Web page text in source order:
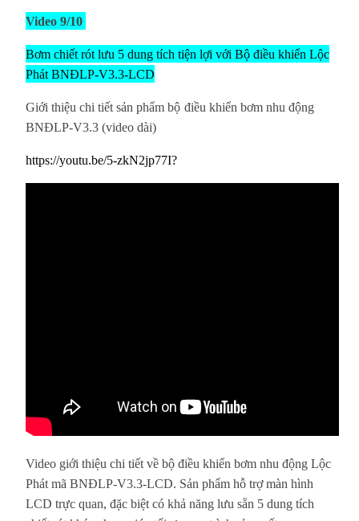
Video 9/10
Bơm chiết rót lưu 5 dung tích tiện lợi với Bộ điều khiển Lộc
Phát BNĐLP-V3.3-LCD
Giới thiệu chi tiết sản phẩm bộ điều khiển bơm nhu động
BNĐLP-V3.3 (video dài)
https://youtu.be/5-zkN2jp77I?
Video giới thiệu chi tiết về bộ điều khiển bơm nhu động Lộc
Phát mã BNĐLP-V3.3-LCD. Sản phẩm hỗ trợ màn hình
LCD trực quan, đặc biệt có khả năng lưu sẵn 5 dung tích